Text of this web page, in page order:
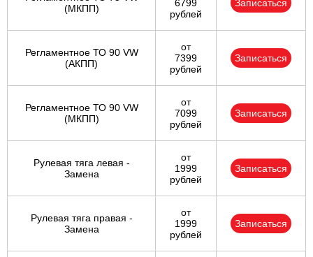
(МКПП)
6799
рублей
Записаться
Регламентное ТО 90 VW
(АКПП)
от
7399
рублей
Записаться
Регламентное ТО 90 VW
(МКПП)
от
7099
рублей
Записаться
Рулевая тяга левая -
Замена
от
1999
рублей
Записаться
Рулевая тяга правая -
Замена
от
1999
рублей
Записаться